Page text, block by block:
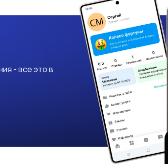
- все это в